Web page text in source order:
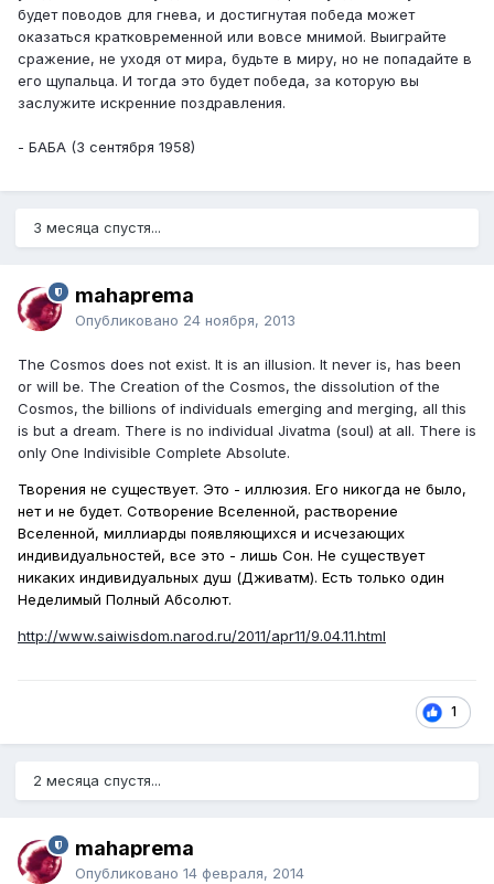
будет поводов для гнева, и достигнутая победа может
оказаться кратковременной или вовсе мнимой. Выиграйте
сражение, не уходя от мира, будьте в миру, но не попадайте в
его щупальца. И тогда это будет победа, за которую вы
заслужите искренние поздравления.
- БАБА (3 сентября 1958)
3 месяца спустя...
mahaprema
Опубликовано 24 ноября, 2013
The Cosmos does not exist. It is an illusion. It never is, has been
or will be. The Creation of the Cosmos, the dissolution of the
Cosmos, the billions of individuals emerging and merging, all this
is but a dream. There is no individual Jivatma (soul) at all. There is
only One Indivisible Complete Absolute.
Творения не существует. Это - иллюзия. Его никогда не было,
нет и не будет. Сотворение Вселенной, растворение
Вселенной, миллиарды появляющихся и исчезающих
индивидуальностей, всe это - лишь Сон. Не существует
никаких индивидуальных душ (Дживaтм). Есть только один
Неделимый Полный Абсолют.
http://www.saiwisdom.narod.ru/2011/apr11/9.04.11.html
1
2 месяца спустя...
mahaprema
Опубликовано 14 февраля, 2014